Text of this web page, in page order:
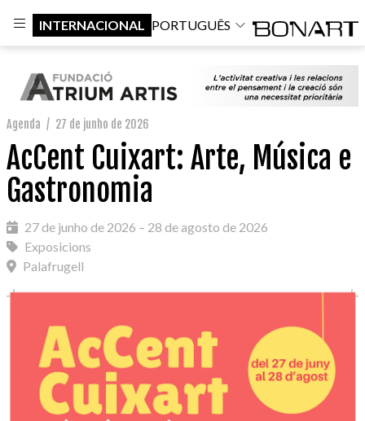
INTERNACIONAL PORTUGUÊS
Agenda / 27 de junho de 2026
AcCent Cuixart: Arte, Música e
Gastronomia
27 de junho de 2026 – 28 de agosto de 2026
Exposicions
Palafrugell